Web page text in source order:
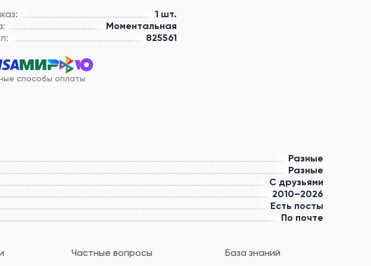
1 шт.
Моментальная
825561
способы оплаты
Разные
Разные
С друзьями
2010–2026
Есть посты
По почте
Частные вопросы База знаний